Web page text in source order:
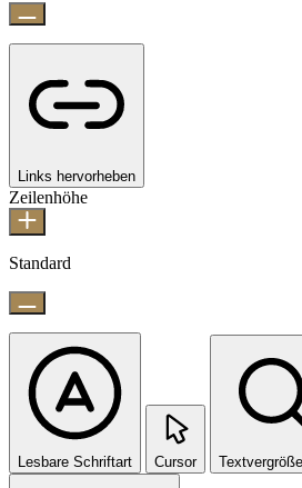
Links hervorheben
Zeilenhöhe
Standard
Lesbare Schriftart Cursor